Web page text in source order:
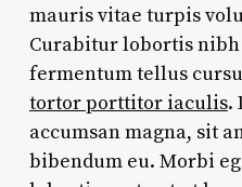
mauris vitae turpis
Curabitur lobortis
fermentum tellus
tortor porttitor iaculis.
accumsan magna, sit
bibendum eu. Morbi